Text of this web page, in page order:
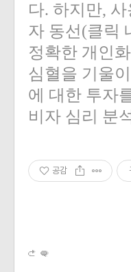
다. 하지만,
자 동선(클릭
정확한 개인
심혈을 기울
에 대한 투자
비자 심리 분
공감